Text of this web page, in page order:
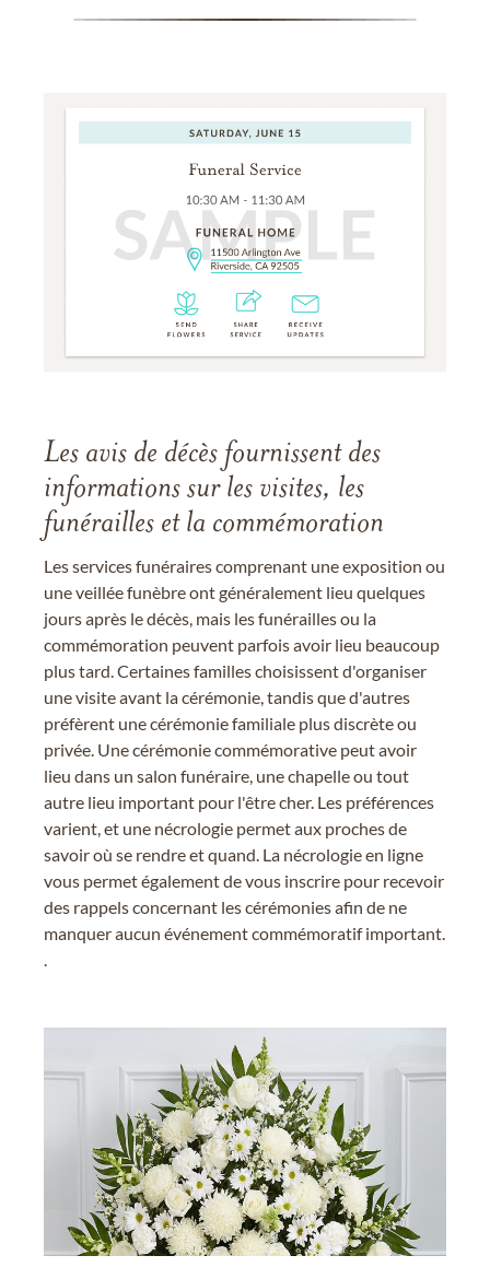
Les avis de décès fournissent des
informations sur les visites, les
funérailles et la commémoration
Les services funéraires comprenant une exposition ou
une veillée funèbre ont généralement lieu quelques
jours après le décès, mais les funérailles ou la
commémoration peuvent parfois avoir lieu beaucoup
plus tard. Certaines familles choisissent d'organiser
une visite avant la cérémonie, tandis que d'autres
préfèrent une cérémonie familiale plus discrète ou
privée. Une cérémonie commémorative peut avoir
lieu dans un salon funéraire, une chapelle ou tout
autre lieu important pour l'être cher. Les préférences
varient, et une nécrologie permet aux proches de
savoir où se rendre et quand. La nécrologie en ligne
vous permet également de vous inscrire pour recevoir
des rappels concernant les cérémonies afin de ne
manquer aucun événement commémoratif important.